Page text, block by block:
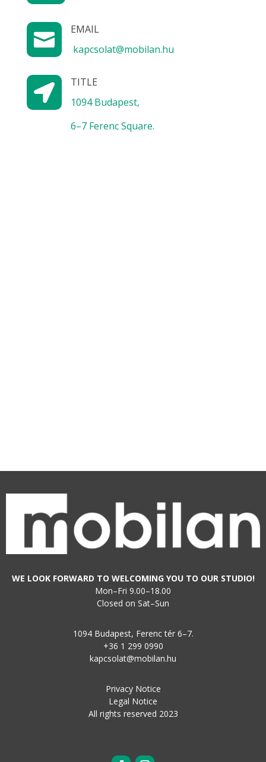

EMAIL
kapcsolat@mobilan.hu

TITLE
1094 Budapest,
6–7 Ferenc Square.
WE LOOK FORWARD TO WELCOMING YOU TO OUR STUDIO!
Mon–Fri 9.00–18.00
Closed on Sat–Sun
1094 Budapest, Ferenc tér 6–7.
+36 1 299 0990
kapcsolat@mobilan.hu
Privacy Notice
Legal Notice
All rights reserved 2023